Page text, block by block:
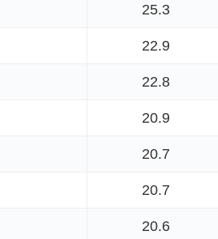
25.3
22.9
22.8
20.9
20.7
20.7
20.6